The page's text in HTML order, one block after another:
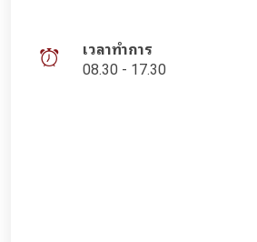
เวลาทำการ
08.30 - 17.30